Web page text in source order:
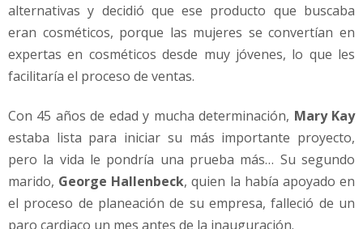
alternativas y decidió que ese producto que buscaba
eran cosméticos, porque las mujeres se convertían en
expertas en cosméticos desde muy jóvenes, lo que les
facilitaría el proceso de ventas.
Con 45 años de edad y mucha determinación, Mary Kay
estaba lista para iniciar su más importante proyecto,
pero la vida le pondría una prueba más… Su segundo
marido, George Hallenbeck, quien la había apoyado en
el proceso de planeación de su empresa, falleció de un
paro cardiaco un mes antes de la inauguración.